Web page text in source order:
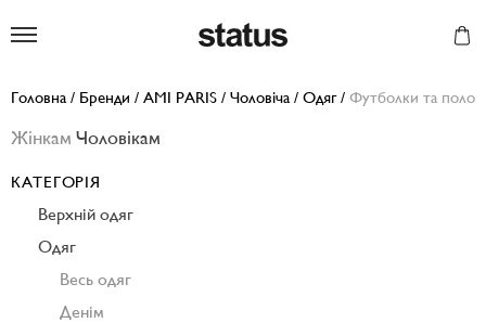
Головна / Бренди / AMI PARIS / Чоловіча / Одяг/ Футболки та поло
Жінкам Чоловікам
КАТЕГОРІЯ
Верхній одяг
Одяг
Весь одяг
Денім